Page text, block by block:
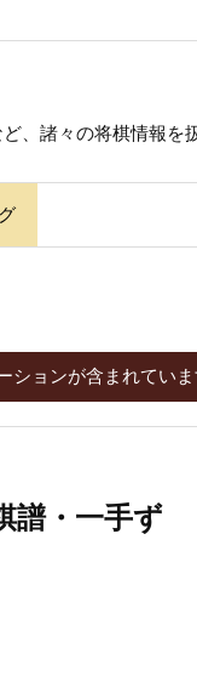
、諸々の将棋情報を
ションが含まれてい
譜・一手ず